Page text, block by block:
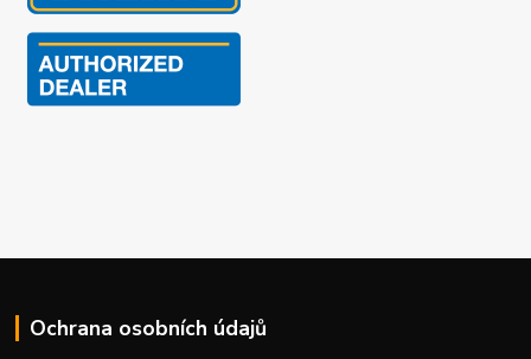
Ochrana osobních údajů